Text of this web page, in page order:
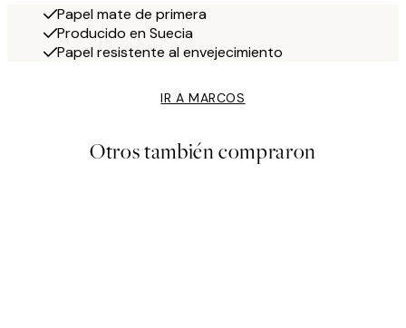
Papel mate de primera
Producido en Suecia
Papel resistente al envejecimiento
IR A MARCOS
Otros también compraron